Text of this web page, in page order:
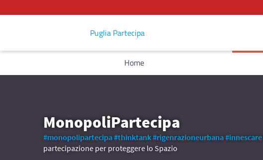
Puglia Partecipa
Home
MonopoliPartecipa
#monopolipartecipa#thinktank#rigenrazioneurbana#innescare
partecipazione per proteggere lo Spazio